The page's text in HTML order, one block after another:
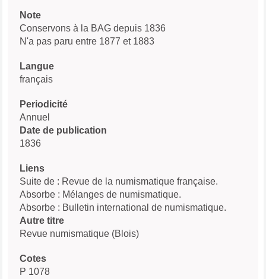
Note
Conservons à la BAG depuis 1836
N'a pas paru entre 1877 et 1883
Langue
français
Periodicité
Annuel
Date de publication
1836
Liens
Suite de : Revue de la numismatique française.
Absorbe : Mélanges de numismatique.
Absorbe : Bulletin international de numismatique.
Autre titre
Revue numismatique (Blois)
Cotes
P 1078